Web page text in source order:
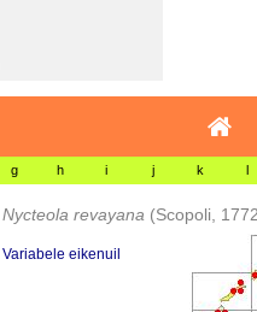
g h i j k l
Nycteola revayana (Scopoli,
Variabele eikenuil